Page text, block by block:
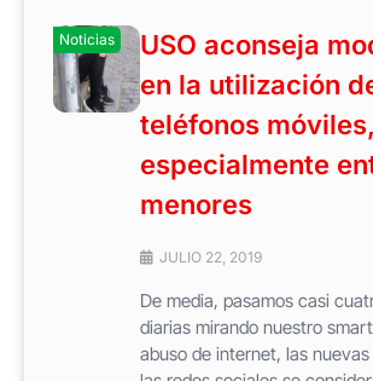
Noticias
USO aconseja
en la utilización
teléfonos móviles,
especialmente
menores
JULIO 22, 2019
De media, pasamos casi
diarias mirando nuestro
abuso de internet, las